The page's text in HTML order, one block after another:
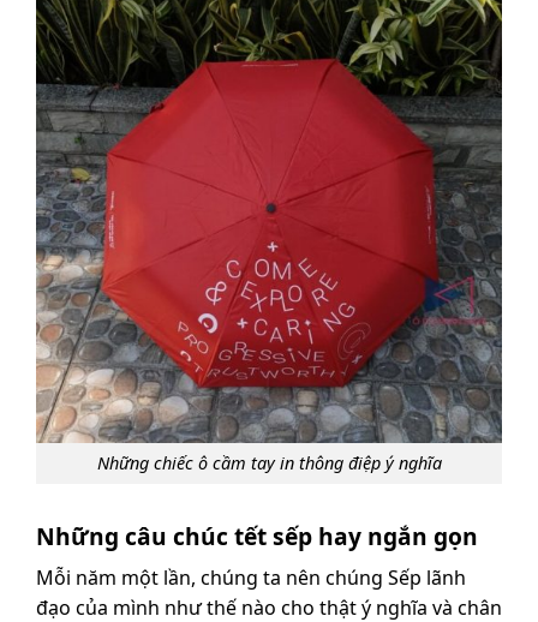
Những chiếc ô cầm tay in thông điệp ý nghĩa
Những câu chúc tết sếp hay ngắn gọn
Mỗi năm một lần, chúng ta nên chúng Sếp lãnh
đạo của mình như thế nào cho thật ý nghĩa và chân